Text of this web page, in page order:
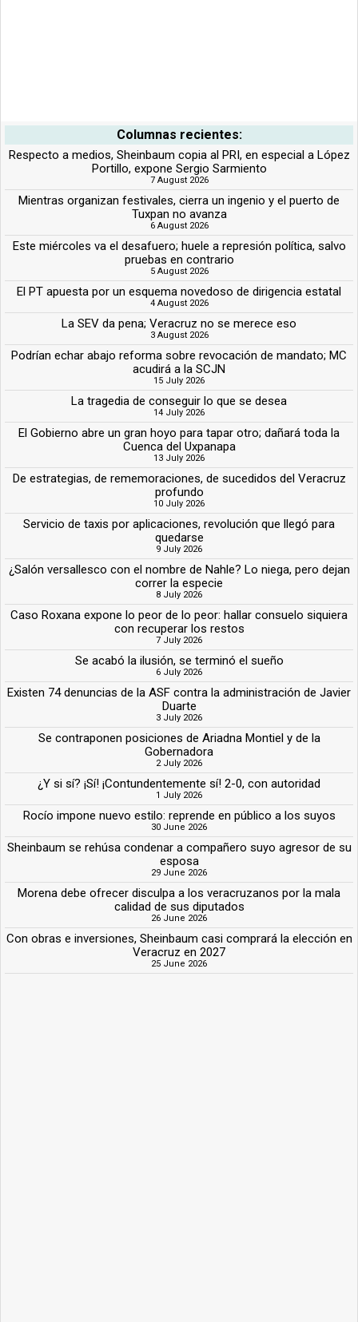
Columnas recientes:
Respecto a medios, Sheinbaum copia al PRI, en especial a López
Portillo, expone Sergio Sarmiento
7 August 2026
Mientras organizan festivales, cierra un ingenio y el puerto de
Tuxpan no avanza
6 August 2026
Este miércoles va el desafuero; huele a represión política, salvo
pruebas en contrario
5 August 2026
El PT apuesta por un esquema novedoso de dirigencia estatal
4 August 2026
La SEV da pena; Veracruz no se merece eso
3 August 2026
Podrían echar abajo reforma sobre revocación de mandato; MC
acudirá a la SCJN
15 July 2026
La tragedia de conseguir lo que se desea
14 July 2026
El Gobierno abre un gran hoyo para tapar otro; dañará toda la
Cuenca del Uxpanapa
13 July 2026
De estrategias, de rememoraciones, de sucedidos del Veracruz
profundo
10 July 2026
Servicio de taxis por aplicaciones, revolución que llegó para
quedarse
9 July 2026
¿Salón versallesco con el nombre de Nahle? Lo niega, pero dejan
correr la especie
8 July 2026
Caso Roxana expone lo peor de lo peor: hallar consuelo siquiera
con recuperar los restos
7 July 2026
Se acabó la ilusión, se terminó el sueño
6 July 2026
Existen 74 denuncias de la ASF contra la administración de Javier
Duarte
3 July 2026
Se contraponen posiciones de Ariadna Montiel y de la
Gobernadora
2 July 2026
¿Y si sí? ¡Sí! ¡Contundentemente sí! 2-0, con autoridad
1 July 2026
Rocío impone nuevo estilo: reprende en público a los suyos
30 June 2026
Sheinbaum se rehúsa condenar a compañero suyo agresor de su
esposa
29 June 2026
Morena debe ofrecer disculpa a los veracruzanos por la mala
calidad de sus diputados
26 June 2026
Con obras e inversiones, Sheinbaum casi comprará la elección en
Veracruz en 2027
25 June 2026